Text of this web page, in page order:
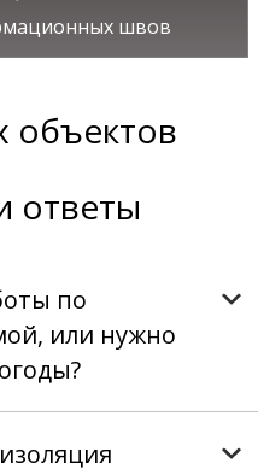
швов
объектов
ответы
по
или нужно